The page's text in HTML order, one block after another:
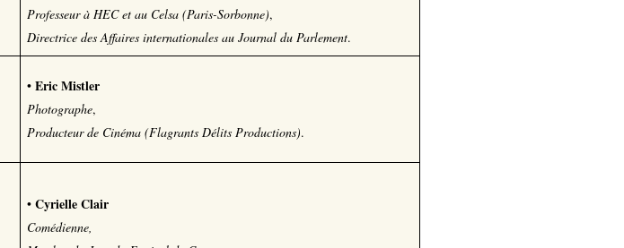
Professeur à HEC et au Celsa (Paris-Sorbonne),
Directrice des Affaires internationales au Journal du Parlement.
• Eric Mistler
Photographe,
Producteur de Cinéma (Flagrants Délits Productions).
• Cyrielle Clair
Comédienne,